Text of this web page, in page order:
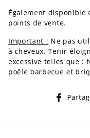
Également disponible
points de vente.
Important : Ne pas
à cheveux. Tenir
excessive telles que :
poêle barbecue et